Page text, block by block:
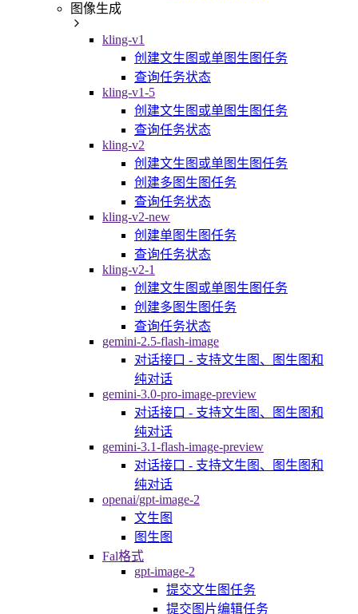
图像生成
kling-v1
创建文生图或单图生图任务
查询任务状态
kling-v1-5
创建文生图或单图生图任务
查询任务状态
kling-v2
创建文生图或单图生图任务
创建多图生图任务
查询任务状态
kling-v2-new
创建单图生图任务
查询任务状态
kling-v2-1
创建文生图或单图生图任务
创建多图生图任务
查询任务状态
gemini-2.5-flash-image
对话接口 - 支持文生图、图生图和
纯对话
gemini-3.0-pro-image-preview
对话接口 - 支持文生图、图生图和
纯对话
gemini-3.1-flash-image-preview
对话接口 - 支持文生图、图生图和
纯对话
openai/gpt-image-2
文生图
图生图
Fal格式
gpt-image-2
提交文生图任务
提交图片编辑任务